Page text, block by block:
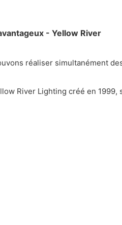
- Yellow River
réaliser simultanément
River Lighting créé en